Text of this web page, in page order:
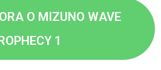
O MIZUNO WAVE
1